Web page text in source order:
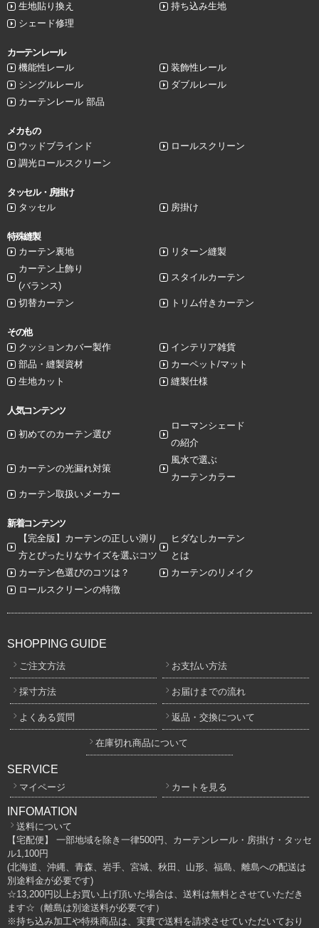
生地貼り換え
持ち込み生地
シェード修理
カーテンレール
機能性レール
装飾性レール
シングルレール
ダブルレール
カーテンレール 部品
メカもの
ウッドブラインド
ロールスクリーン
調光ロールスクリーン
タッセル・房掛け
タッセル
房掛け
特殊縫製
カーテン裏地
リターン縫製
カーテン上飾り
(バランス)
スタイルカーテン
切替カーテン トリム付きカーテン
その他
クッションカバー製作
インテリア雑貨
部品・縫製資材
カーペット/マット
生地カット
縫製仕様
人気コンテンツ
初めてのカーテン選び
ローマンシェード
の紹介
カーテンの光漏れ対策
風水で選ぶ
カーテンカラー
カーテン取扱いメーカー
新着コンテンツ
【完全版】カーテンの正しい測り
方とぴったりなサイズを選ぶコツ
ヒダなしカーテン
とは
カーテン色選びのコツは？
カーテンのリメイク
ロールスクリーンの特徴
SHOPPING GUIDE
ご注文方法 お支払い方法
採寸方法 お届けまでの流れ
よくある質問 返品・交換について
在庫切れ商品について
SERVICE
マイページ カートを見る
INFOMATION
送料について
【宅配便】 一部地域を除き一律500円、カーテンレール・房掛け・タッセ
ル1,100円
(北海道、沖縄、青森、岩手、宮城、秋田、山形、福島、離島への配送は
別途料金が必要です)
☆13,200円以上お買い上げ頂いた場合は、送料は無料とさせていただき
ます☆（離島は別途送料が必要です）
※持ち込み加工や特殊商品は、実費で送料を請求させていただいており